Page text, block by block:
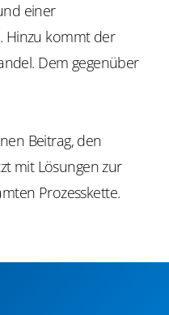
einer
Hinzu kommt der
Dem gegenüber
Beitrag, den
mit Lösungen zur
Prozesskette.